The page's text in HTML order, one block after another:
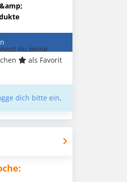
du deine
als Favorit
dich bitte ein.